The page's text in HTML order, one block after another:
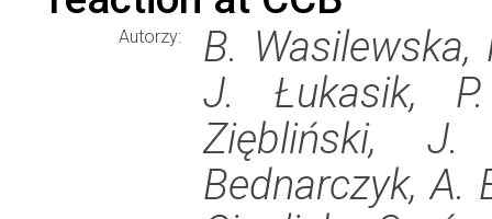
Autorzy:
B. Wasilewska,
J. Łukasik,
Ziębliński, J.
Bednarczyk, A.